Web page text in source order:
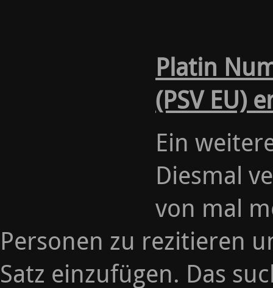
Platin
(PSV EU)
Ein
Diesmal
von mal
Personen zu rezitieren
Satz einzufügen. Das